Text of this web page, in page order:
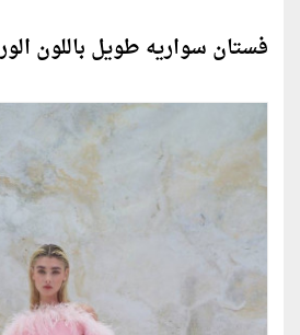
فستان سواريه طويل باللون